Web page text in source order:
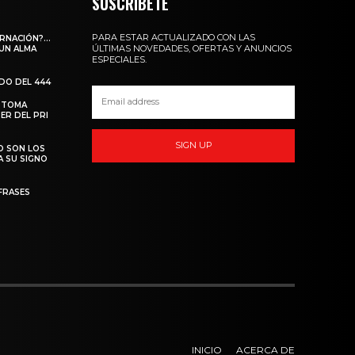
ALMA
DEL 444
DEL PRI
SON LOS
SU SIGNO
PARA ESTAR ACTUALIZADO CON LAS
ÚLTIMAS NOVEDADES, OFERTAS Y ANUNCIOS
ESPECIALES.
SIGN UP
INICIO ACERCA DE